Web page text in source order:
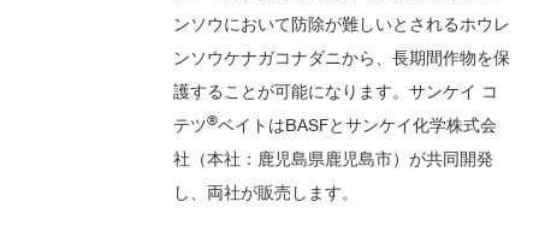
ンソウにおいて防除が難しいとされるホウレ
ンソウケナガコナダニから、長期間作物を保
護することが可能になります。サンケイ コ
テツ®ベイトはBASFとサンケイ化学株式会
社（本社：鹿児島県鹿児島市）が共同開発
し、両社が販売します。